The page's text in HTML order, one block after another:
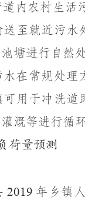
内农村生活
至就近污
塘进行自然
在常规处
用于冲洗
溉等进行循
荷量预测
2019 年乡镇